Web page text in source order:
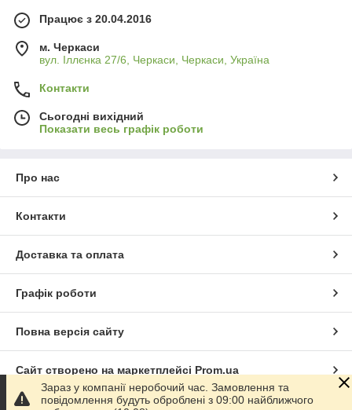
Працює з 20.04.2016
м. Черкаси
вул. Іллєнка 27/6, Черкаси, Черкаси, Україна
Контакти
Сьогодні вихідний
Показати весь графік роботи
Про нас
Контакти
Доставка та оплата
Графік роботи
Повна версія сайту
Сайт створено на маркетплейсі Prom.ua
Зараз у компанії неробочий час. Замовлення та
повідомлення будуть оброблені з 09:00 найближчого